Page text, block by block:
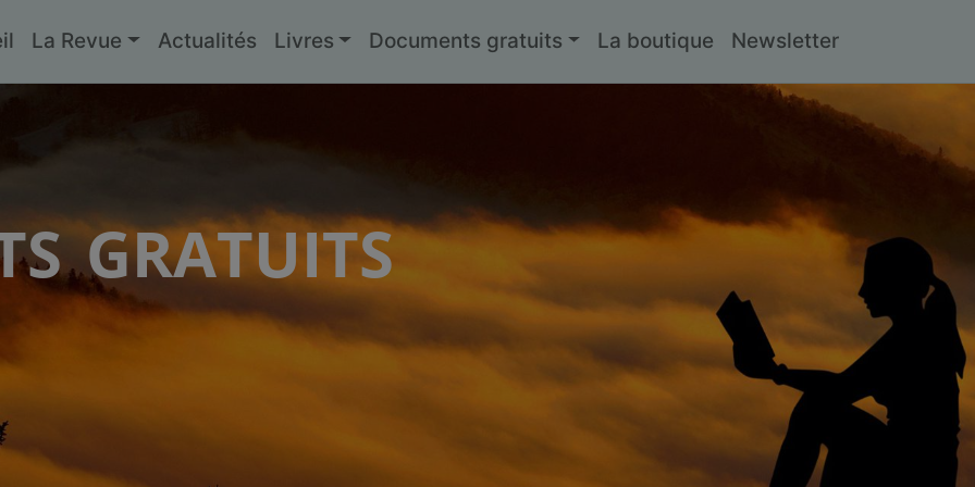
La Revue Actualités Livres Documents gratuits La boutique Newsletter
gratuits